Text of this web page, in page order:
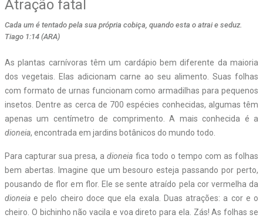
Atração fatal
Cada um é tentado pela sua própria cobiça, quando esta o atrai e seduz.
Tiago 1:14 (ARA)
As plantas carnívoras têm um cardápio bem diferente da maioria
dos vegetais. Elas adicionam carne ao seu alimento. Suas folhas
com formato de urnas funcionam como armadilhas para pequenos
insetos. Dentre as cerca de 700 espécies conhecidas, algumas têm
apenas um centímetro de comprimento. A mais conhecida é a
dioneia, encontrada em jardins botânicos do mundo todo.
Para capturar sua presa, adioneia fica todo o tempo com as folhas
bem abertas. Imagine que um besouro esteja passando por perto,
pousando de flor em flor. Ele se sente atraído pela cor vermelha da
dioneia e pelo cheiro doce que ela exala. Duas atrações: a cor e o
cheiro. O bichinho não vacila e voa direto para ela. Zás! As folhas se